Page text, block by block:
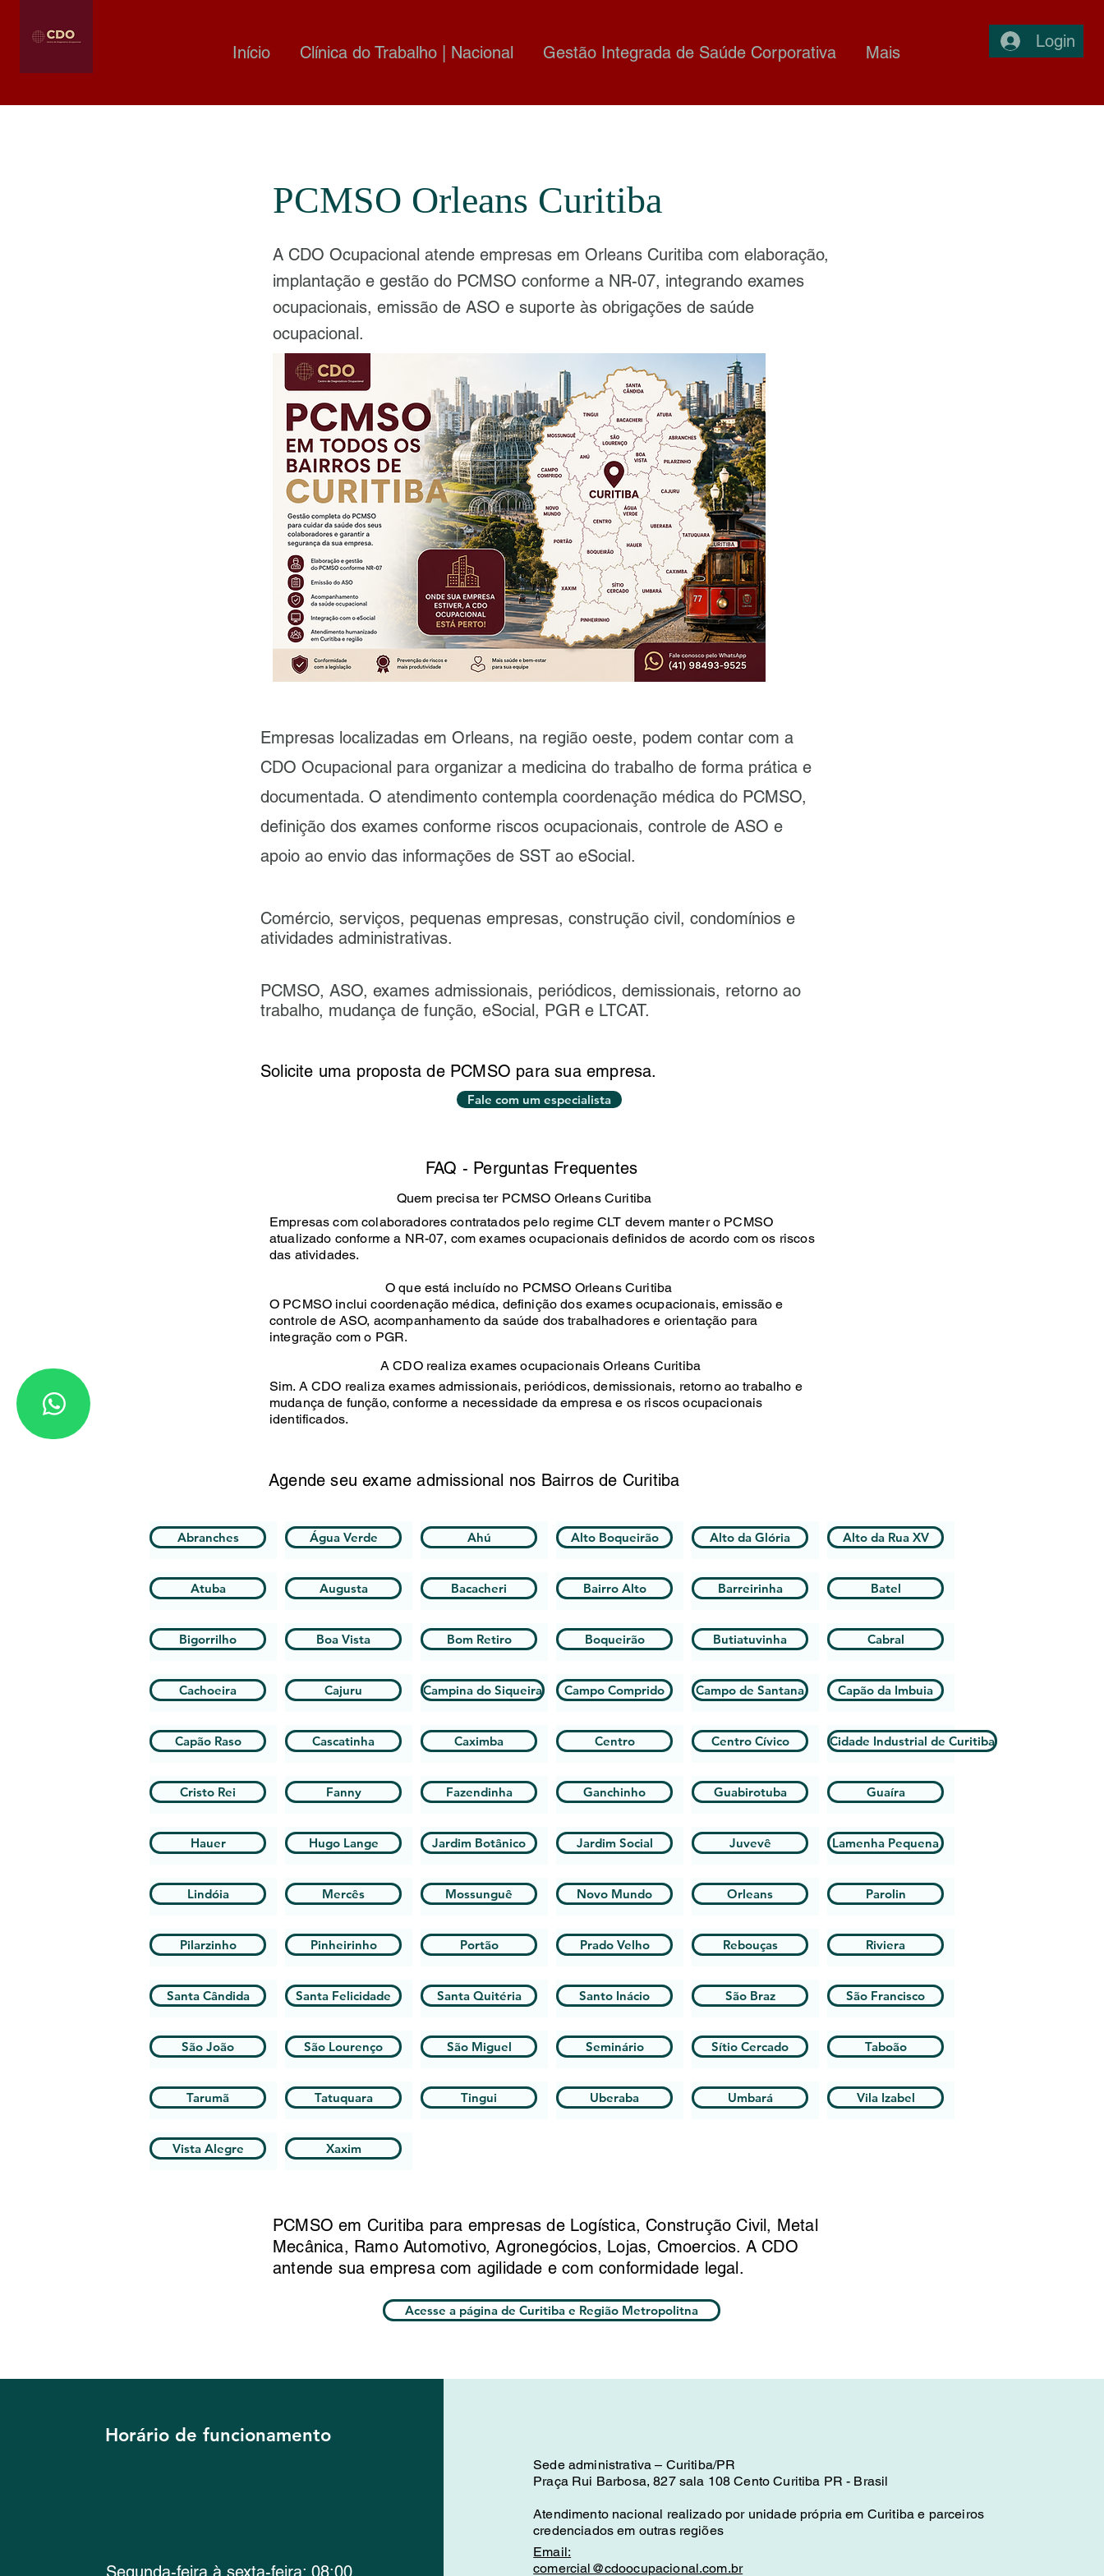
Início Clínica do Trabalho | Nacional Gestão Integrada de Saúde Corporativa Mais
Login
PCMSO Orleans Curitiba
A CDO Ocupacional atende empresas em Orleans Curitiba com elaboração,
implantação e gestão do PCMSO conforme a NR-07, integrando exames
ocupacionais, emissão de ASO e suporte às obrigações de saúde
ocupacional.
Empresas localizadas em Orleans, na região oeste, podem contar com a
CDO Ocupacional para organizar a medicina do trabalho de forma prática e
documentada. O atendimento contempla coordenação médica do PCMSO,
definição dos exames conforme riscos ocupacionais, controle de ASO e
apoio ao envio das informações de SST ao eSocial.
Comércio, serviços, pequenas empresas, construção civil, condomínios e
atividades administrativas.
PCMSO, ASO, exames admissionais, periódicos, demissionais, retorno ao
trabalho, mudança de função, eSocial, PGR e LTCAT.
Solicite uma proposta de PCMSO para sua empresa.
Fale com um especialista
FAQ - Perguntas Frequentes
Quem precisa ter PCMSO Orleans Curitiba
Empresas com colaboradores contratados pelo regime CLT devem manter o PCMSO
atualizado conforme a NR-07, com exames ocupacionais definidos de acordo com os riscos
das atividades.
O que está incluído no PCMSO Orleans Curitiba
O PCMSO inclui coordenação médica, definição dos exames ocupacionais, emissão e
controle de ASO, acompanhamento da saúde dos trabalhadores e orientação para
integração com o PGR.
A CDO realiza exames ocupacionais Orleans Curitiba
Sim. A CDO realiza exames admissionais, periódicos, demissionais, retorno ao trabalho e
mudança de função, conforme a necessidade da empresa e os riscos ocupacionais
identificados.
Agende seu exame admissional nos Bairros de Curitiba
Abranches
Atuba
Bigorrilho
Cachoeira
Capão Raso
Cristo Rei
Hauer
Lindóia
Pilarzinho
Santa Cândida
São João
Tarumã
Vista Alegre
Água Verde
Augusta
Boa Vista
Cajuru
Cascatinha
Fanny
Hugo Lange
Mercês
Pinheirinho
Santa Felicidade
São Lourenço
Tatuquara
Xaxim
Ahú
Bacacheri
Bom Retiro
Campina do Siqueira
Caximba
Fazendinha
Jardim Botânico
Mossunguê
Portão
Santa Quitéria
São Miguel
Tingui
Alto Boqueirão
Bairro Alto
Boqueirão
Campo Comprido
Centro
Ganchinho
Jardim Social
Novo Mundo
Prado Velho
Santo Inácio
Seminário
Uberaba
Alto da Glória
Barreirinha
Butiatuvinha
Campo de Santana
Centro Cívico
Guabirotuba
Juvevê
Orleans
Rebouças
São Braz
Sítio Cercado
Umbará
Alto da Rua XV
Batel
Cabral
Capão da Imbuia
Cidade Industrial de Curitiba
Guaíra
Lamenha Pequena
Parolin
Riviera
São Francisco
Taboão
Vila Izabel
PCMSO em Curitiba para empresas de Logística, Construção Civil, Metal
Mecânica, Ramo Automotivo, Agronegócios, Lojas, Cmoercios. A CDO
antende sua empresa com agilidade e com conformidade legal.
Acesse a página de Curitiba e Região Metropolitna
Horário de funcionamento
Segunda-feira à sexta-feira: 08:00
Sede administrativa – Curitiba/PR
Praça Rui Barbosa, 827 sala 108 Cento Curitiba PR - Brasil
Atendimento nacional realizado por unidade própria em Curitiba e parceiros
credenciados em outras regiões
Email:
comercial@cdoocupacional.com.br